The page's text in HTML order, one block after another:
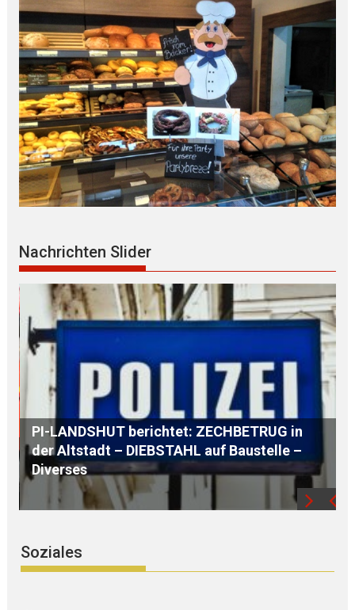
Nachrichten Slider
AUSTAUSCH mit einem G L O B A L Player
aus der REGION
Soziales